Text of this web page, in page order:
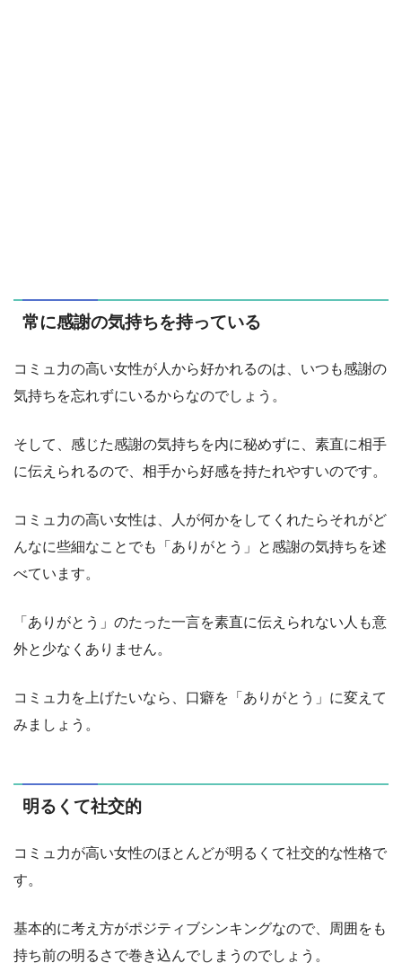
常に感謝の気持ちを持っている
コミュ力の高い女性が人から好かれるのは、いつも感謝の
気持ちを忘れずにいるからなのでしょう。
そして、感じた感謝の気持ちを内に秘めずに、素直に相手
に伝えられるので、相手から好感を持たれやすいのです。
コミュ力の高い女性は、人が何かをしてくれたらそれがど
んなに些細なことでも「ありがとう」と感謝の気持ちを述
べています。
「ありがとう」のたった一言を素直に伝えられない人も意
外と少なくありません。
コミュ力を上げたいなら、口癖を「ありがとう」に変えて
みましょう。
明るくて社交的
コミュ力が高い女性のほとんどが明るくて社交的な性格で
す。
基本的に考え方がポジティブシンキングなので、周囲をも
持ち前の明るさで巻き込んでしまうのでしょう。